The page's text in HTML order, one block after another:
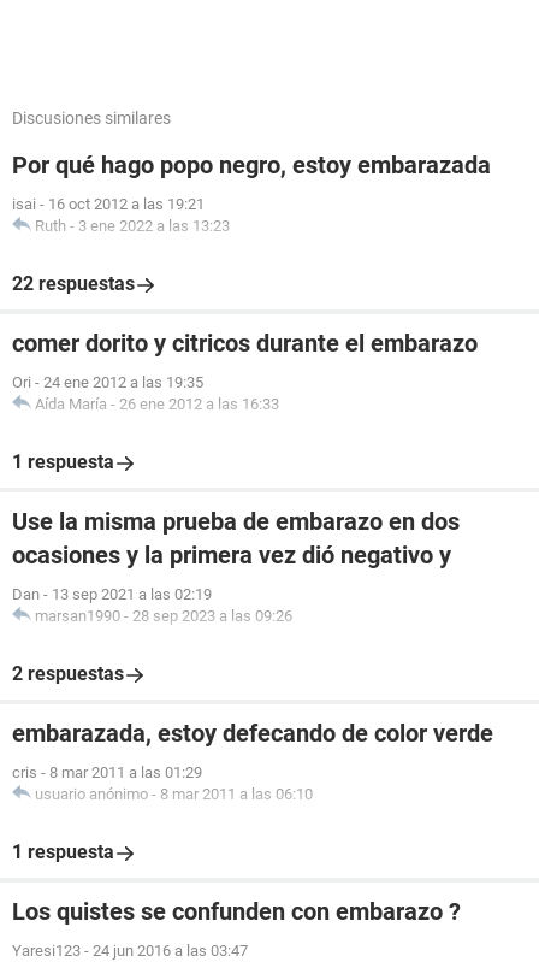
Discusiones similares
Por qué hago popo negro, estoy embarazada
isai - 16 oct 2012 a las 19:21
Ruth - 3 ene 2022 a las 13:23
22 respuestas
comer dorito y citricos durante el embarazo
Ori - 24 ene 2012 a las 19:35
Aída María - 26 ene 2012 a las 16:33
1 respuesta
Use la misma prueba de embarazo en dos
ocasiones y la primera vez dió negativo y
Dan - 13 sep 2021 a las 02:19
marsan1990 - 28 sep 2023 a las 09:26
2 respuestas
embarazada, estoy defecando de color verde
cris - 8 mar 2011 a las 01:29
usuario anónimo - 8 mar 2011 a las 06:10
1 respuesta
Los quistes se confunden con embarazo ?
Yaresi123 - 24 jun 2016 a las 03:47